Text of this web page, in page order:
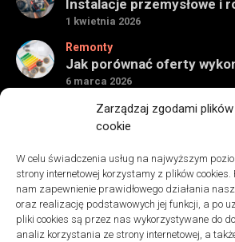
Zarządzaj zgodami plików
cookie
W celu świadczenia usług na najwyższym
strony internetowej korzystamy z plików cookies.
nam zapewnienie prawidłowego działania
oraz realizację podstawowych jej funkcji, a po
pliki cookies są przez nas wykorzystywane do
analiz korzystania ze strony internetowej, a
1 kwietnia 2026
Remonty
6 marca 2026
Remonty
Remonty
2 listopada 2025